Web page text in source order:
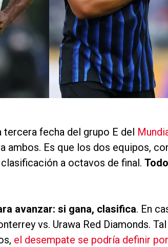
tercera fecha del grupo E del
ambos. Es que los dos equipos,
a octavos de final.
avanzar: si gana, clasifica. En
vs. Urawa Red Diamonds.
el desempate se podría definir